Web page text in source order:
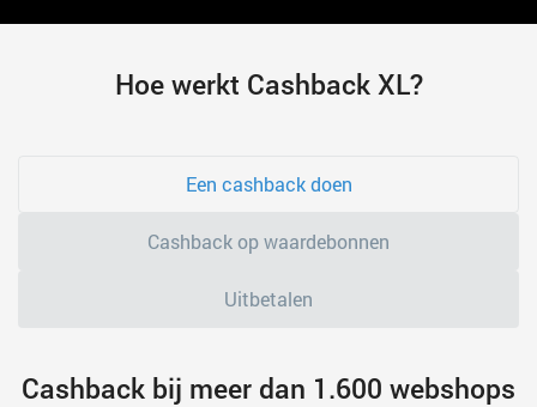
Hoe werkt Cashback XL?
Een cashback doen
Cashback op waardebonnen
Uitbetalen
Cashback bij meer dan 1.600 webshops